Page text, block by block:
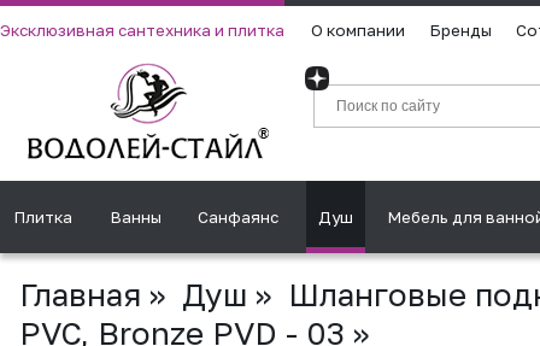
Эксклюзивная сантехника и плитка О компании Бренды
Плитка Ванны Санфаянс Душ Мебель для
Главная » Душ » Шланговые
PVC, Bronze PVD - 03 »